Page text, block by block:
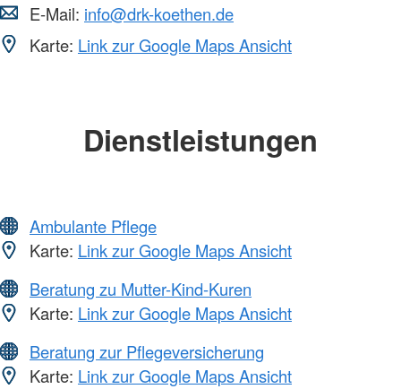
E-Mail: info@drk-koethen.de
Karte: Link zur Google Maps Ansicht
Dienstleistungen
Ambulante Pflege
Karte: Link zur Google Maps Ansicht
Beratung zu Mutter-Kind-Kuren
Karte: Link zur Google Maps Ansicht
Beratung zur Pflegeversicherung
Karte: Link zur Google Maps Ansicht